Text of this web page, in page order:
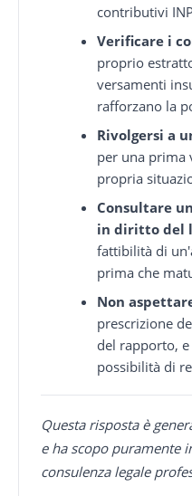
contributivi
Verificare i
proprio
versamenti
rafforzano la
Rivolgersi a
per una prima
propria
Consultare
in diritto del
fattibilità di
prima che
Non
prescrizione
del rapporto,
possibilità di
Questa risposta è
e ha scopo puramente
consulenza legale